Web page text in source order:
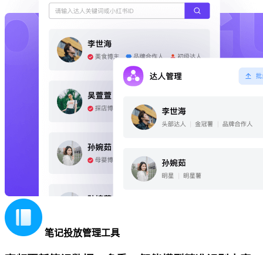
笔记投放管理工具